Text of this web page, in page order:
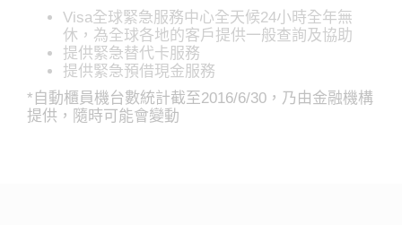
Visa全球緊急服務中心全天候24小時全年無
休，為全球各地的客戶提供一般查詢及協助
提供緊急替代卡服務
提供緊急預借現金服務
*自動櫃員機台數統計截至2016/6/30，乃由金融機構
提供，隨時可能會變動